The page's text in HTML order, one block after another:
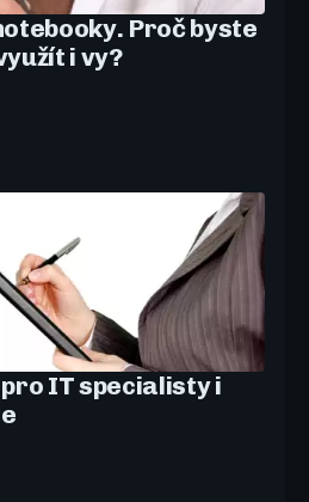
Proč byste
i vy?
IT specialisty i